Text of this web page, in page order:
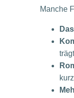
Manche